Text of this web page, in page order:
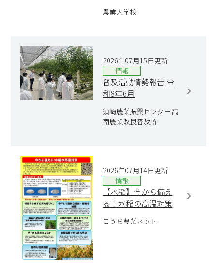
農業大学校
2026年07月15日更新
情報
普及活動情勢報告 令
和8年6月
須崎農業振興センター 高
南農業改良普及所
2026年07月14日更新
情報
【水稲】今から備え
る！水稲の高温対策
こうち農業ネット